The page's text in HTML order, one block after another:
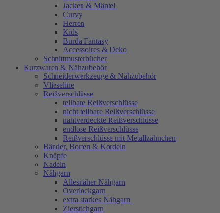
Jacken & Mäntel
Curvy
Herren
Kids
Burda Fantasy
Accessoires & Deko
Schnittmusterbücher
Kurzwaren & Nähzubehör
Schneiderwerkzeuge & Nähzubehör
Vlieseline
Reißverschlüsse
teilbare Reißverschlüsse
nicht teilbare Reißverschlüsse
nahtverdeckte Reißverschlüsse
endlose Reißverschlüsse
Reißverschlüsse mit Metallzähnchen
Bänder, Borten & Kordeln
Knöpfe
Nadeln
Nähgarn
Allesnäher Nähgarn
Overlockgarn
extra starkes Nähgarn
Zierstichgarn